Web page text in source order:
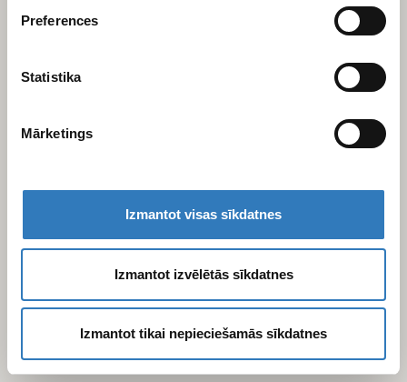
apvienot ar citu informāciju, ko viņiem sniedzat vai ko
Preferences
Statistika
Mārketings
Izmantot visas sīkdatnes
Izmantot izvēlētās sīkdatnes
Izmantot tikai nepieciešamās sīkdatnes